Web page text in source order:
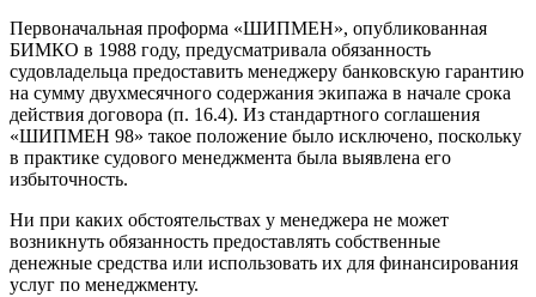
Первоначальная проформа «ШИПМЕН», опубликованная
БИМКО в 1988 году, предусматривала обязанность
судовладельца предоставить менеджеру банковскую гарантию
на сумму двухмесячного содержания экипажа в начале срока
действия договора (п. 16.4). Из стандартного соглашения
«ШИПМЕН 98» такое положение было исключено, поскольку
в практике судового менеджмента была выявлена его
избыточность.
Ни при каких обстоятельствах у менеджера не может
возникнуть обязанность предоставлять собственные
денежные средства или использовать их для финансирования
услуг по менеджменту.